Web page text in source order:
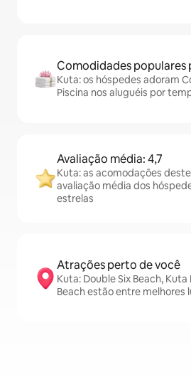
Comodidades populares
Kuta: os hóspedes adoram
Piscina nos aluguéis por
Avaliação média: 4,7
Kuta: as acomodações
avaliação média dos
estrelas
Atrações perto de você
Kuta: Double Six Beach,
Beach estão entre melhores